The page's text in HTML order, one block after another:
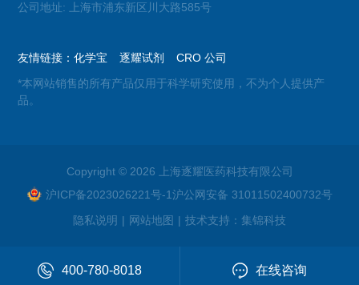
公司地址: 上海市浦东新区川大路585号
友情链接：化学宝 逐耀试剂
CRO 公司
*本网站销售的所有产品仅用于科学研究使用，不为个人提供产
品。
Copyright © 2026 上海逐耀医药科技有限公司
沪ICP备2023026221号-1沪公网安备 31011502400732号
隐私说明 | 网站地图 | 技术支持： 集锦科技
400-780-8018 在线咨询